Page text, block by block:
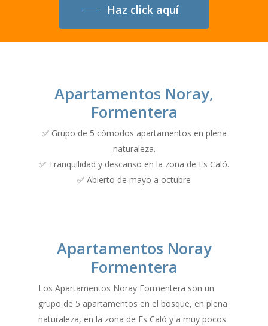
Haz click aquí
Apartamentos Noray,
Formentera
✅ Grupo de 5 cómodos apartamentos en plena
naturaleza.
✅ Tranquilidad y descanso en la zona de Es Caló.
✅ Abierto de mayo a octubre
Apartamentos Noray
Formentera
Los Apartamentos Noray Formentera son un
grupo de 5 apartamentos en el bosque, en plena
naturaleza, en la zona de Es Caló y a muy pocos